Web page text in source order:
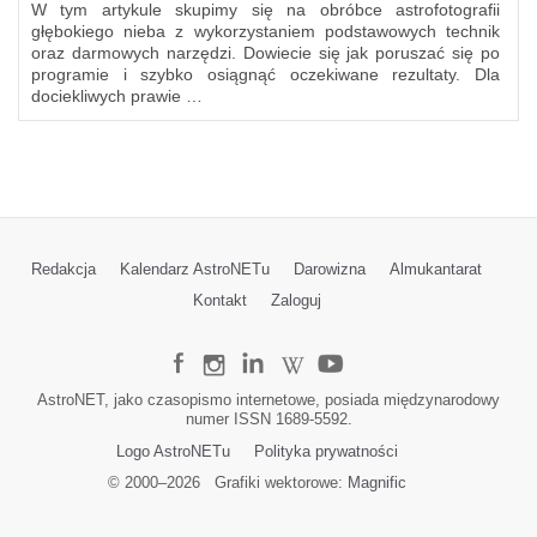
W tym artykule skupimy się na obróbce astrofotografii
głębokiego nieba z wykorzystaniem podstawowych technik
oraz darmowych narzędzi. Dowiecie się jak poruszać się po
programie i szybko osiągnąć oczekiwane rezultaty. Dla
dociekliwych prawie …
Redakcja Kalendarz AstroNETu Darowizna
Almukantarat
Kontakt
Zaloguj
AstroNET, jako czasopismo internetowe, posiada międzynarodowy
numer ISSN 1689-5592.
Logo AstroNETu
Polityka prywatności
© 2000–2026Grafiki wektorowe: Magnific